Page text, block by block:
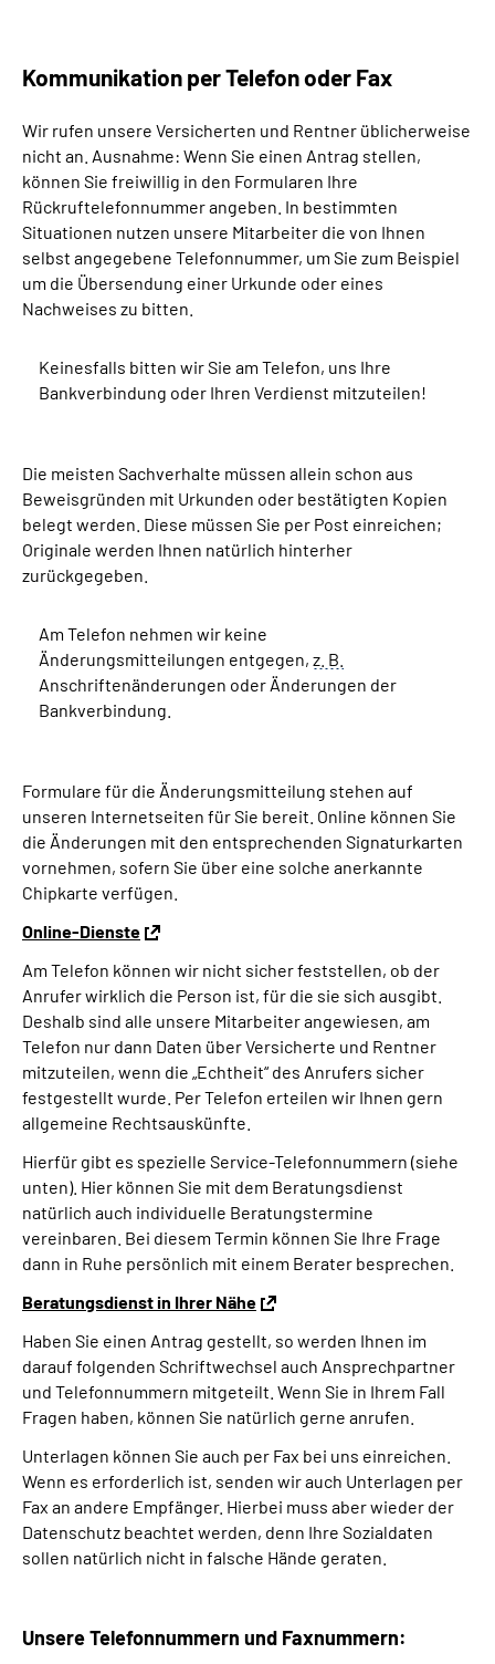
Kommunikation per Telefon oder Fax
Wir rufen unsere Versicherten und Rentner üblicherweise
nicht an. Ausnahme: Wenn Sie einen Antrag stellen,
können Sie freiwillig in den Formularen Ihre
Rückruftelefonnummer angeben. In bestimmten
Situationen nutzen unsere Mitarbeiter die von Ihnen
selbst angegebene Telefonnummer, um Sie zum Beispiel
um die Übersendung einer Urkunde oder eines
Nachweises zu bitten.
Keinesfalls bitten wir Sie am Telefon, uns Ihre
Bankverbindung oder Ihren Verdienst mitzuteilen!
Die meisten Sachverhalte müssen allein schon aus
Beweisgründen mit Urkunden oder bestätigten Kopien
belegt werden. Diese müssen Sie per Post einreichen;
Originale werden Ihnen natürlich hinterher
zurückgegeben.
Am Telefon nehmen wir keine
Änderungsmitteilungen entgegen, z. B.
Anschriftenänderungen oder Änderungen der
Bankverbindung.
Formulare für die Änderungsmitteilung stehen auf
unseren Internetseiten für Sie bereit. Online können Sie
die Änderungen mit den entsprechenden Signaturkarten
vornehmen, sofern Sie über eine solche anerkannte
Chipkarte verfügen.
Online-Dienste
Am Telefon können wir nicht sicher feststellen, ob der
Anrufer wirklich die Person ist, für die sie sich ausgibt.
Deshalb sind alle unsere Mitarbeiter angewiesen, am
Telefon nur dann Daten über Versicherte und Rentner
mitzuteilen, wenn die „Echtheit“ des Anrufers sicher
festgestellt wurde. Per Telefon erteilen wir Ihnen gern
allgemeine Rechtsauskünfte.
Hierfür gibt es spezielle Service-Telefonnummern (siehe
unten). Hier können Sie mit dem Beratungsdienst
natürlich auch individuelle Beratungstermine
vereinbaren. Bei diesem Termin können Sie Ihre Frage
dann in Ruhe persönlich mit einem Berater besprechen.
Beratungsdienst in Ihrer Nähe
Haben Sie einen Antrag gestellt, so werden Ihnen im
darauf folgenden Schriftwechsel auch Ansprechpartner
und Telefonnummern mitgeteilt. Wenn Sie in Ihrem Fall
Fragen haben, können Sie natürlich gerne anrufen.
Unterlagen können Sie auch per Fax bei uns einreichen.
Wenn es erforderlich ist, senden wir auch Unterlagen per
Fax an andere Empfänger. Hierbei muss aber wieder der
Datenschutz beachtet werden, denn Ihre Sozialdaten
sollen natürlich nicht in falsche Hände geraten.
Unsere Telefonnummern und Faxnummern: